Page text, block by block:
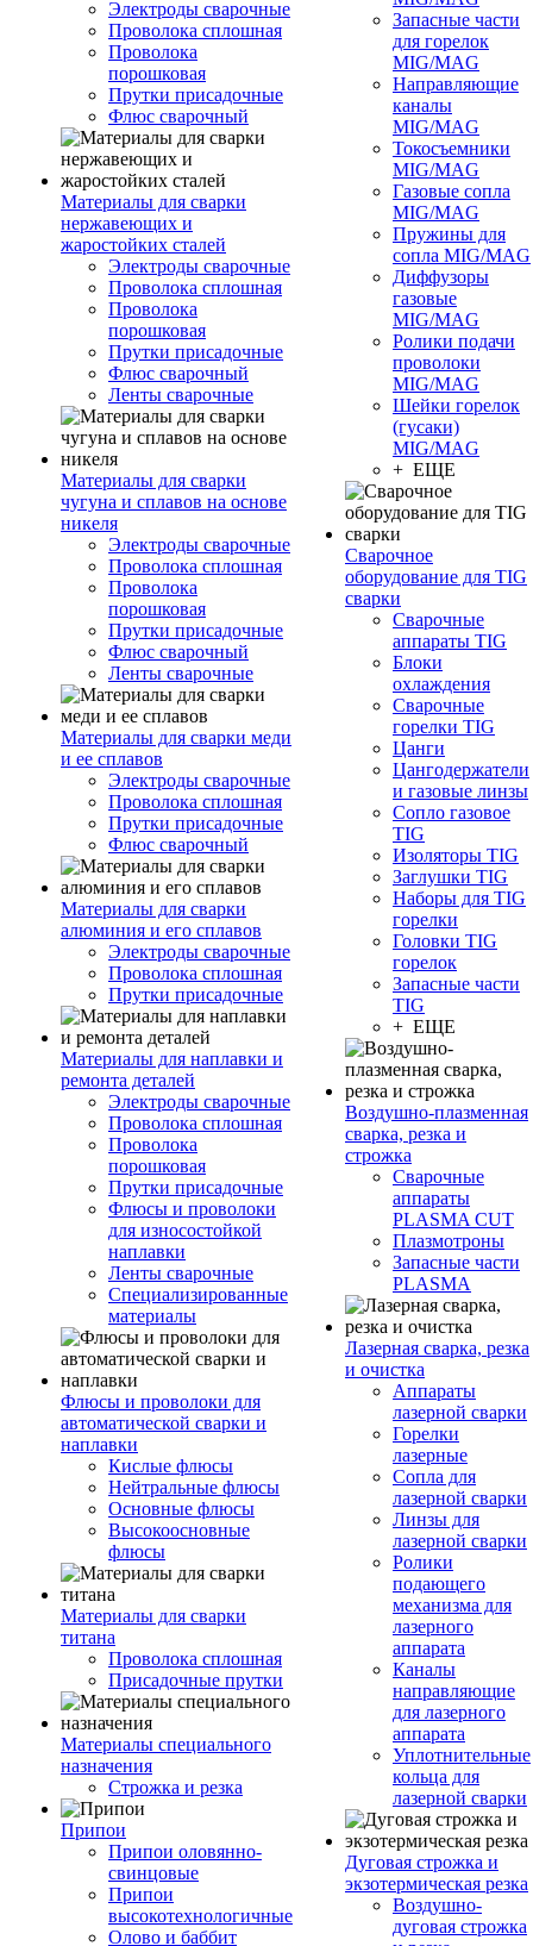
Электроды сварочные
Проволока сплошная
Проволока
порошковая
Прутки присадочные
Флюс сварочный
Материалы для сварки
нержавеющих и
жаростойких сталей
Электроды сварочные
Проволока сплошная
Проволока
порошковая
Прутки присадочные
Флюс сварочный
Ленты сварочные
Материалы для сварки
чугуна и сплавов на основе
никеля
Электроды сварочные
Проволока сплошная
Проволока
порошковая
Прутки присадочные
Флюс сварочный
Ленты сварочные
Материалы для сварки меди
и ее сплавов
Электроды сварочные
Проволока сплошная
Прутки присадочные
Флюс сварочный
Материалы для сварки
алюминия и его сплавов
Электроды сварочные
Проволока сплошная
Прутки присадочные
Материалы для наплавки и
ремонта деталей
Электроды сварочные
Проволока сплошная
Проволока
порошковая
Прутки присадочные
Флюсы и проволоки
для износостойкой
наплавки
Ленты сварочные
Специализированные
материалы
Флюсы и проволоки для
автоматической сварки и
наплавки
Кислые флюсы
Нейтральные флюсы
Основные флюсы
Высокоосновные
флюсы
Материалы для сварки
титана
Проволока сплошная
Присадочные прутки
Материалы специального
назначения
Строжка и резка
Припои
Припои оловянно-
свинцовые
Припои
высокотехнологичные
Олово и баббит
Запасные части
для горелок
MIG/MAG
Направляющие
каналы
MIG/MAG
Токосъемники
MIG/MAG
Газовые сопла
MIG/MAG
Пружины для
сопла MIG/MAG
Диффузоры
газовые
MIG/MAG
Ролики подачи
проволоки
MIG/MAG
Шейки горелок
(гусаки)
MIG/MAG
+ ЕЩЕ
Сварочное
оборудование для TIG
сварки
Сварочные
аппараты TIG
Блоки
охлаждения
Сварочные
горелки TIG
Цанги
Цангодержатели
и газовые линзы
Сопло газовое
TIG
Изоляторы TIG
Заглушки TIG
Наборы для TIG
горелки
Головки TIG
горелок
Запасные части
TIG
+ ЕЩЕ
Воздушно-плазменная
сварка, резка и
строжка
Сварочные
аппараты
PLASMA CUT
Плазмотроны
Запасные части
PLASMA
Лазерная сварка, резка
и очистка
Аппараты
лазерной сварки
Горелки
лазерные
Сопла для
лазерной сварки
Линзы для
лазерной сварки
Ролики
подающего
механизма для
лазерного
аппарата
Каналы
направляющие
для лазерного
аппарата
Уплотнительные
кольца для
лазерной сварки
Дуговая строжка и
экзотермическая резка
Воздушно-
дуговая строжка